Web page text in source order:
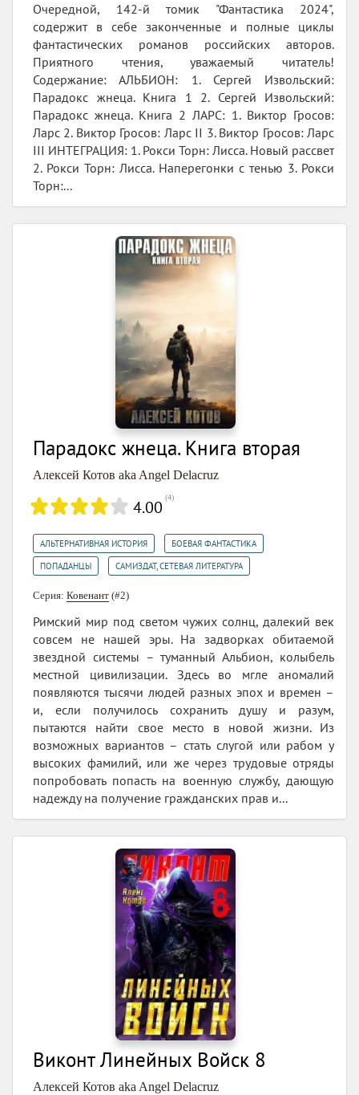
Очередной, 142-й томик "Фантастика 2024",
содержит в себе законченные и полные циклы
фантастических романов российских авторов.
Приятного чтения, уважаемый читатель!
Содержание: АЛЬБИОН: 1. Сергей Извольский:
Парадокс жнеца. Книга 1 2. Сергей Извольский:
Парадокс жнеца. Книга 2 ЛАРС: 1. Виктор Гросов:
Ларс 2. Виктор Гросов: Ларс II 3. Виктор Гросов: Ларс
III ИНТЕГРАЦИЯ: 1. Рокси Торн: Лисса. Новый рассвет
2. Рокси Торн: Лисса. Наперегонки с тенью 3. Рокси
Торн:...
Парадокс жнеца. Книга вторая
Алексей Котов aka Angel Delacruz
4.00 (4)
АЛЬТЕРНАТИВНАЯ ИСТОРИЯ БОЕВАЯ ФАНТАСТИКА
ПОПАДАНЦЫ САМИЗДАТ, СЕТЕВАЯ ЛИТЕРАТУРА
Серия: Ковенант (#2)
Римский мир под светом чужих солнц, далекий век
совсем не нашей эры. На задворках обитаемой
звездной системы – туманный Альбион, колыбель
местной цивилизации. Здесь во мгле аномалий
появляются тысячи людей разных эпох и времен –
и, если получилось сохранить душу и разум,
пытаются найти свое место в новой жизни. Из
возможных вариантов – стать слугой или рабом у
высоких фамилий, или же через трудовые отряды
попробовать попасть на военную службу, дающую
надежду на получение гражданских прав и...
Виконт Линейных Войск 8
Алексей Котов aka Angel Delacruz